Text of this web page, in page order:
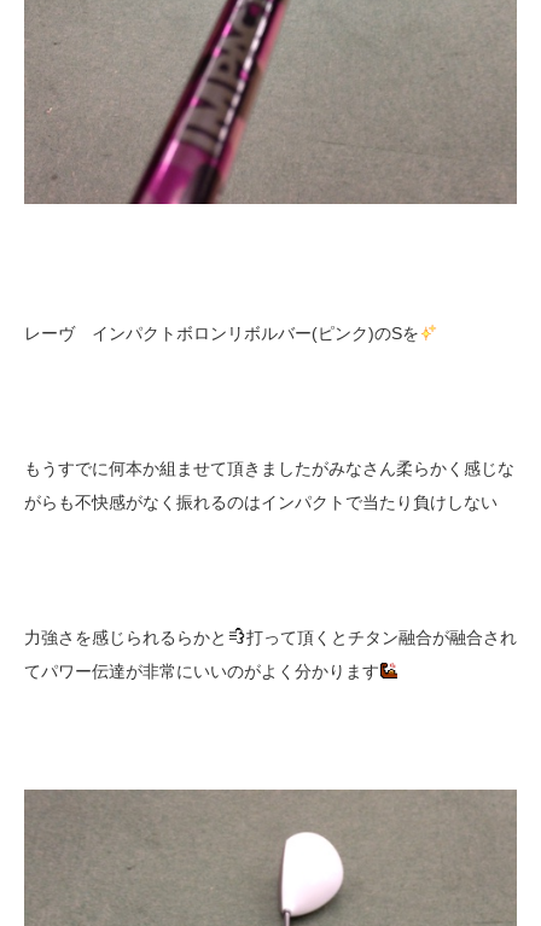
レーヴ インパクトボロンリボルバー(ピンク)のSを
もうすでに何本か組ませて頂きましたがみなさん柔らかく感じな
がらも不快感がなく振れるのはインパクトで当たり負けしない
力強さを感じられるらかと
打って頂くとチタン融合が融合され
てパワー伝達が非常にいいのがよく分かります